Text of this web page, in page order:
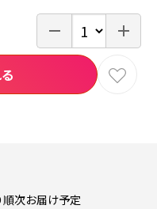
次お届け予定